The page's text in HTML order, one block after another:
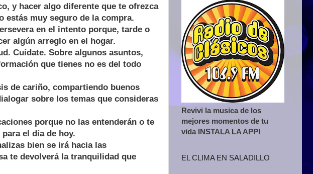
y hacer algo diferente que te ofrezca
estás muy seguro de la compra.
en el intento porque, tarde o
algún arreglo en el hogar.
Cuídate. Sobre algunos asuntos,
que tienes no es del todo
de cariño, compartiendo buenos
sobre los temas que consideras
porque no las entenderán o te
el día de hoy.
bien se irá hacia las
te devolverá la tranquilidad que
Revivi la musica de los
mejores momentos de tu
vida INSTALA LA APP!
EL CLIMA EN SALADILLO